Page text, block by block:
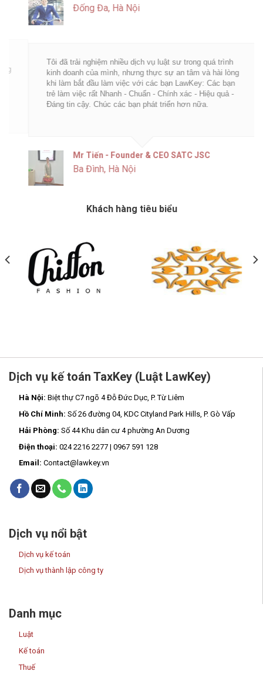
Đống Đa, Hà Nội
Tôi đã trải nghiệm nhiều dịch vụ luật sư trong quá trình
kinh doanh của mình, nhưng thực sự an tâm và hài lòng
khi làm bắt đầu làm việc với các bạn LawKey: Các bạn
trẻ làm việc rất Nhanh - Chuẩn - Chính xác - Hiệu quả -
Đáng tin cậy. Chúc các bạn phát triển hơn nữa.
Mr Tiến - Founder & CEO SATC JSC
Ba Đình, Hà Nội
Khách hàng tiêu biểu
Dịch vụ kế toán TaxKey (Luật LawKey)
Hà Nội: Biệt thự C7 ngõ 4 Đỗ Đức Dục, P. Từ Liêm
Hồ Chí Minh: Số 26 đường 04, KDC Cityland Park Hills, P. Gò Vấp
Hải Phòng: Số 44 Khu dân cư 4 phường An Dương
Điện thoại: 024 2216 2277 | 0967 591 128
Email: Contact@lawkey.vn
Dịch vụ nổi bật
Dịch vụ kế toán
Dịch vụ thành lập công ty
Danh mục
Luật
Kế toán
Thuế